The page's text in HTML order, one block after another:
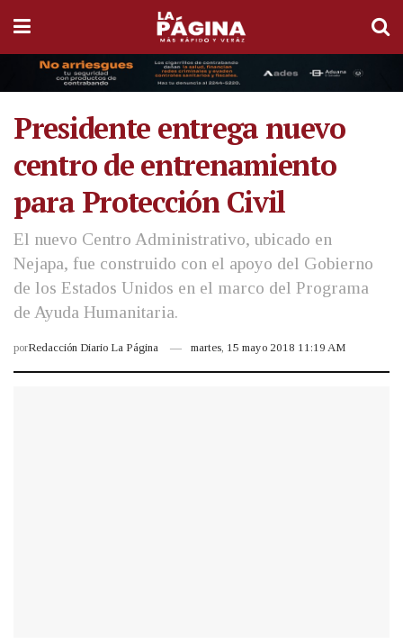
Presidente entrega nuevo
centro de entrenamiento
para Protección Civil
El nuevo Centro Administrativo, ubicado en
Nejapa, fue construido con el apoyo del Gobierno
de los Estados Unidos en el marco del Programa
de Ayuda Humanitaria.
porRedacción Diario La Página martes, 15 mayo 2018 11:19 AM